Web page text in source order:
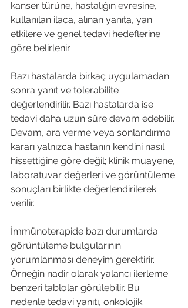
kanser türüne, hastalığın evresine,
kullanılan ilaca, alınan yanıta, yan
etkilere ve genel tedavi hedeflerine
göre belirlenir.
Bazı hastalarda birkaç uygulamadan
sonra yanıt ve tolerabilite
değerlendirilir. Bazı hastalarda ise
tedavi daha uzun süre devam edebilir.
Devam, ara verme veya sonlandırma
kararı yalnızca hastanın kendini nasıl
hissettiğine göre değil; klinik muayene,
laboratuvar değerleri ve görüntüleme
sonuçları birlikte değerlendirilerek
verilir.
İmmünoterapide bazı durumlarda
görüntüleme bulgularının
yorumlanması deneyim gerektirir.
Örneğin nadir olarak yalancı ilerleme
benzeri tablolar görülebilir. Bu
nedenle tedavi yanıtı, onkolojik